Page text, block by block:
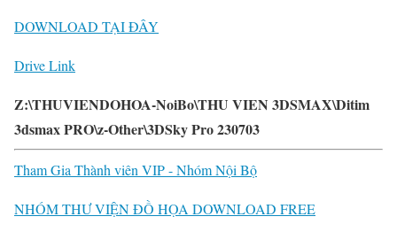
DOWNLOAD TẠI ĐÂY
Drive Link
Z:\THUVIENDOHOA-NoiBo\THU VIEN 3DSMAX\Ditim
3dsmax PRO\z-Other\3DSky Pro 230703
Tham Gia Thành viên VIP - Nhóm Nội Bộ
NHÓM THƯ VIỆN ĐỒ HỌA DOWNLOAD FREE